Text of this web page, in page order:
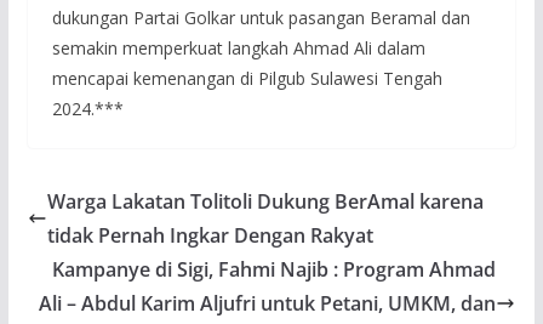
dukungan Partai Golkar untuk pasangan Beramal dan
semakin memperkuat langkah Ahmad Ali dalam
mencapai kemenangan di Pilgub Sulawesi Tengah
2024.***
Warga Lakatan Tolitoli Dukung BerAmal karena
tidak Pernah Ingkar Dengan Rakyat
Kampanye di Sigi, Fahmi Najib : Program Ahmad
Ali – Abdul Karim Aljufri untuk Petani, UMKM, dan